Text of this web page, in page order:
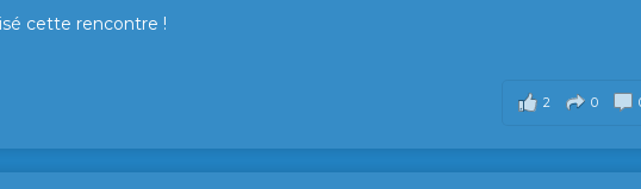
cette rencontre !
2 0